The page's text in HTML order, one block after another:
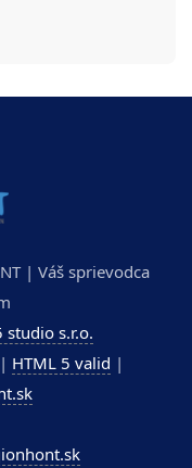
| Váš sprievodca
studio s.r.o.
HTML 5 valid |